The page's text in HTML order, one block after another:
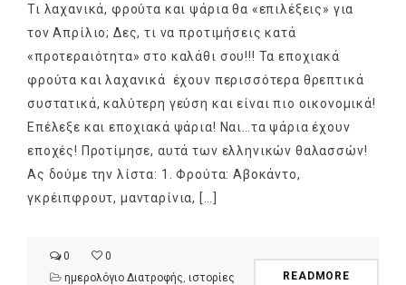
Τι λαχανικά, φρούτα και ψάρια θα «επιλέξεις» για
τον Απρίλιο; Δες, τι να προτιμήσεις κατά
«προτεραιότητα» στο καλάθι σου!!! Τα εποχιακά
φρούτα και λαχανικά έχουν περισσότερα θρεπτικά
συστατικά, καλύτερη γεύση και είναι πιο οικονομικά!
Επέλεξε και εποχιακά ψάρια! Ναι…τα ψάρια έχουν
εποχές! Προτίμησε, αυτά των ελληνικών θαλασσών!
Ας δούμε την λίστα: 1. Φρούτα: Αβοκάντο,
γκρέιπφρουτ, μανταρίνια, […]
0
0
ημερολόγιο Διατροφής ιστορίες
READMORE